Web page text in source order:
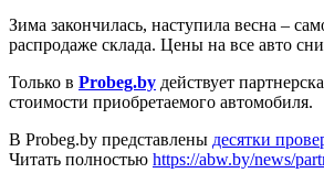
Зима закончилась, наступила весна –
распродаже склада. Цены на все авто
Только в Probeg.by действует
стоимости приобретаемого автомобиля.
В Probeg.by представлены десятки
Читать полностью https://abw.by/news/